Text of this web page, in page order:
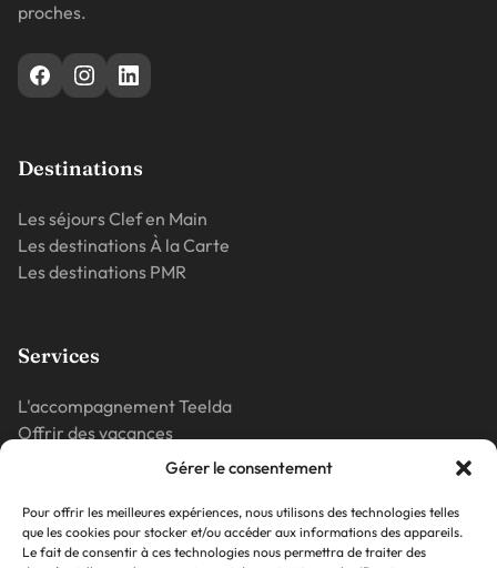
Gérer le consentement
Pour offrir les meilleures expériences, nous utilisons des technologies telles
que les cookies pour stocker et/ou accéder aux informations des appareils.
Le fait de consentir à ces technologies nous permettra de traiter des
proches.
Destinations
Les séjours Clef en Main
Les destinations À la Carte
Les destinations PMR
Services
L'accompagnement Teelda
Offrir des vacances